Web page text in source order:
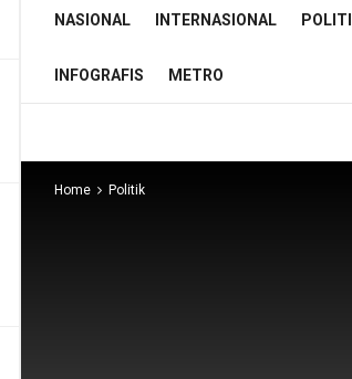
NASIONAL INTERNASIONAL
INFOGRAFIS METRO
Home Politik